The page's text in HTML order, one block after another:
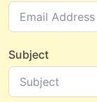
Subject